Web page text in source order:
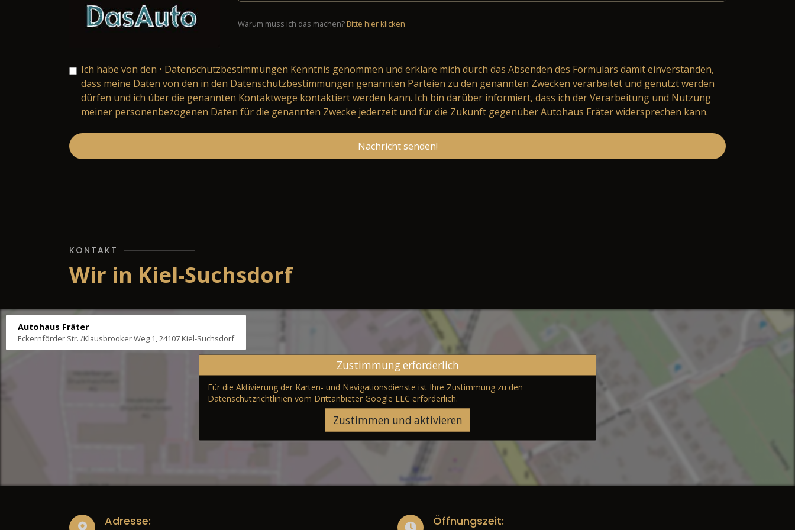
Warum muss ich das machen?Bitte hier klicken
Ich habe von den • Datenschutzbestimmungen Kenntnis genommen und erkläre mich durch das Absenden des Formulars damit einverstanden,
dass meine Daten von den in den Datenschutzbestimmungen genannten Parteien zu den genannten Zwecken verarbeitet und genutzt werden
dürfen und ich über die genannten Kontaktwege kontaktiert werden kann. Ich bin darüber informiert, dass ich der Verarbeitung und Nutzung
meiner personenbezogenen Daten für die genannten Zwecke jederzeit und für die Zukunft gegenüber Autohaus Fräter widersprechen kann.
Nachricht senden!
KONTAKT
Wir in Kiel-Suchsdorf
Autohaus Fräter
Eckernförder Str. /Klausbrooker Weg 1, 24107 Kiel-Suchsdorf
Zustimmung erforderlich
Für die Aktivierung der Karten- und Navigationsdienste ist Ihre Zustimmung zu den
Datenschutzrichtlinien vom Drittanbieter Google LLC erforderlich.
Zustimmen und aktivieren
Adresse: Öffnungszeit: